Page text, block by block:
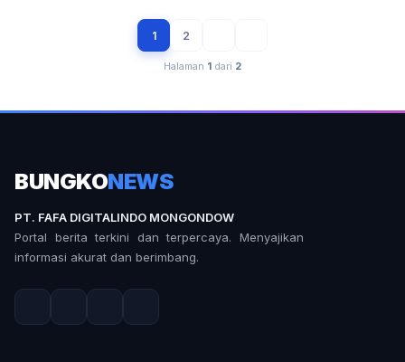
1 2
Halaman 1 dari 2
BUNGKONEWS
PT. FAFA DIGITALINDO MONGONDOW
Portal berita terkini dan terpercaya. Menyajikan
informasi akurat dan berimbang.